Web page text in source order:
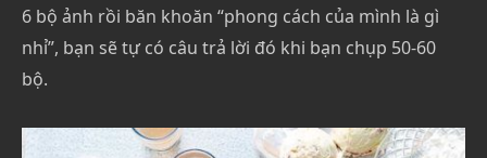
6 bộ ảnh rồi băn khoăn “phong cách của mình là gì
nhỉ”, bạn sẽ tự có câu trả lời đó khi bạn chụp 50-60
bộ.